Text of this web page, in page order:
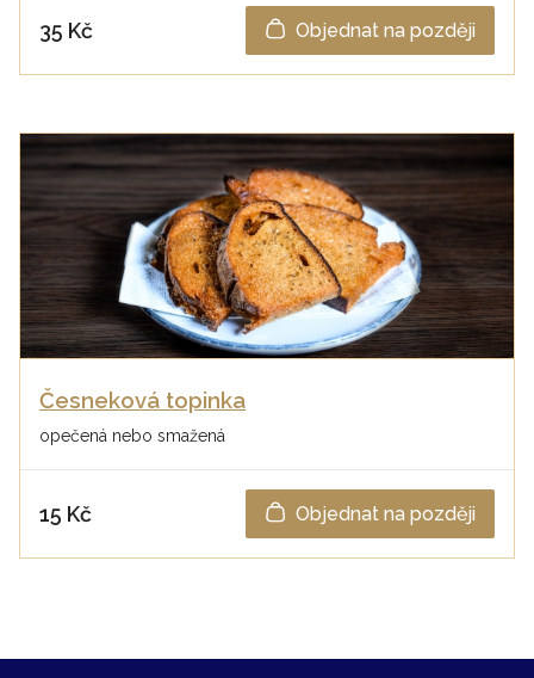
35 Kč Objednat na později
Česneková topinka
opečená nebo smažená
15 Kč Objednat na později